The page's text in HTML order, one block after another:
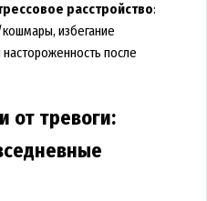
расстройство:
избегание
после
от тревоги: